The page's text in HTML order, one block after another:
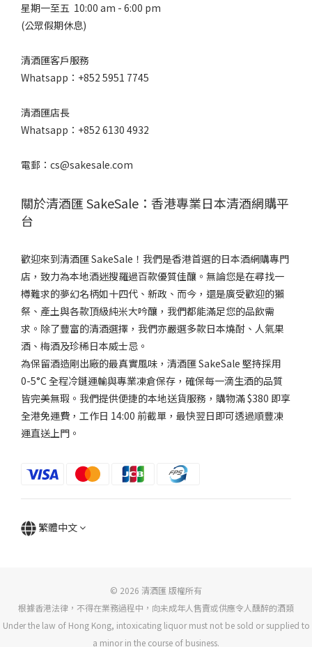
星期一至五 10:00 am - 6:00 pm
(公眾假期休息)
清酒匯客戶服務
Whatsapp：+852 5951 7745
清酒匯店長
Whatsapp：+852 6130 4932
電郵：cs@sakesale.com
關於清酒匯 SakeSale：香港專業日本清酒網購平
台
歡迎來到清酒匯 SakeSale！我們是香港首選的日本酒網購專門
店，致力為本地酒迷搜羅過百款優質佳釀。無論您是在尋找一
樽難求的夢幻名柄如十四代、新政、而今，還是廣受歡迎的獺
祭、產土與各款頂級純米大吟釀，我們都能滿足您的品飲需
求。除了豐富的清酒選擇，我們亦嚴選多款日本燒酎、人氣果
酒、梅酒及珍稀日本威士忌。
為保留酒造剛出廠的最真實風味，清酒匯 SakeSale 堅持採用
0-5°C 全程冷鏈運輸與專業凍倉保存，確保每一滴生酒的品質
皆完美無瑕。我們提供便捷的本地送貨服務，購物滿 $380 即享
全港免運費，工作日 14:00 前截單，最快翌日即可透過順豐凍
運直送上門。
繁體中文
© 2026 清酒匯 版權所有
根據香港法律，不得在業務過程中，向未成年人售賣或供應令人醺醉的酒類
Under the law of Hong Kong, intoxicating liquor must not be sold or supplied to
a minor in the course of business.